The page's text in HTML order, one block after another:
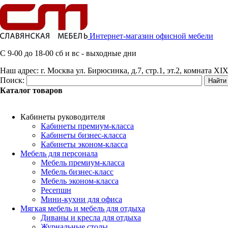
Интернет-магазин офисной мебели
C 9-00 до 18-00 сб и вс - выходные дни
Наш адрес: г. Москва ул. Бирюсинка, д.7, стр.1, эт.2, комната
Поиск:
Каталог товаров
Кабинеты руководителя
Кабинеты премиум-класса
Кабинеты бизнес-класса
Кабинеты эконом-класса
Мебель для персонала
Мебель премиум-класса
Мебель бизнес-класс
Мебель эконом-класса
Ресепшн
Мини-кухни для офиса
Мягкая мебель и мебель для отдыха
Диваны и кресла для отдыха